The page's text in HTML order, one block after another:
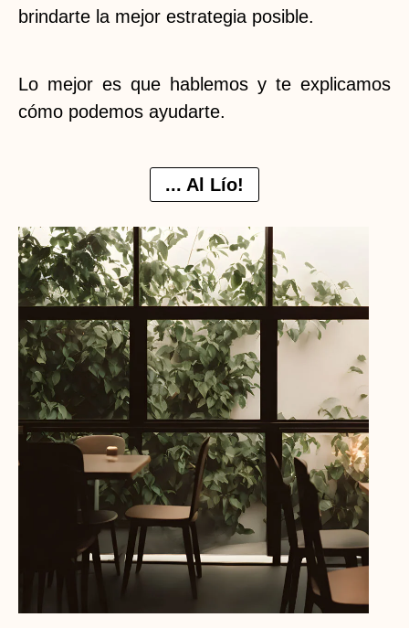
brindarte la mejor estrategia posible.
Lo mejor es que hablemos y te explicamos
cómo podemos ayudarte.
... Al Lío!